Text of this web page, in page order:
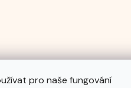
pro naše fungování